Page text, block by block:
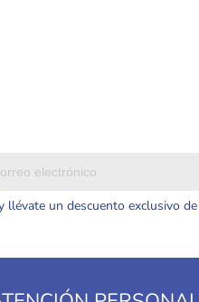
un descuento exclusivo